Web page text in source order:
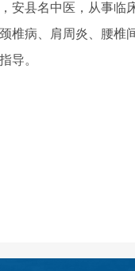
安县名中医，从事临
椎病、肩周炎、腰椎
导。